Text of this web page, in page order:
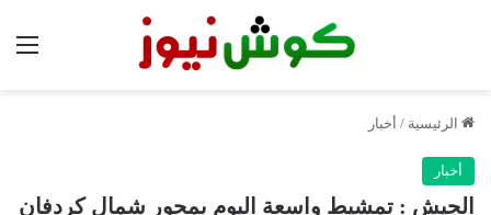
الرئيسية / أخبار
أخبار
الجيش : تمشيط واسعة اليوم بمحور شمال كردفان